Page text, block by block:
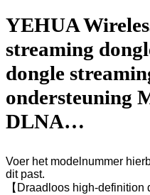
YEHUA
streaming
dongle
ondersteuning
DLNA…
Voer het modelnummer
dit past.
【Draadloos high-